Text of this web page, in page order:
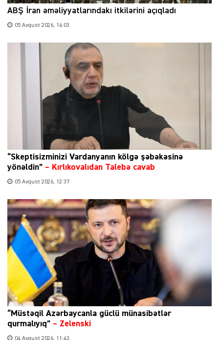
ABŞ İran əməliyyatlarındakı itkilərini açıqladı
05 Avqust 2026, 14:03
“Skeptisizminizi Vardanyanın kölgə şəbəkəsinə
yönəldin” – Kırlıkovalıdan Talebə cavab
05 Avqust 2026, 12:37
“Müstəqil Azərbaycanla güclü münasibətlər
qurmalıyıq” – Zelenski
04 Avqust 2026, 11:43